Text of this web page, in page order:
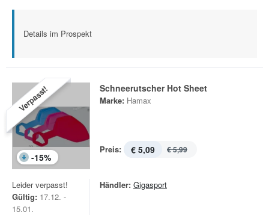
Details im Prospekt
Verpasst!
-15%
Schneerutscher Hot Sheet
Marke: Hamax
Preis: € 5,09 € 5,99
Leider verpasst!
Gültig: 17.12. -
15.01.
Händler: Gigasport